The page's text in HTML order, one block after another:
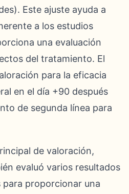
Este ajuste ayuda a
a los estudios
una evaluación
del tratamiento. El
para la eficacia
en el día +90 después
de segunda línea para
de valoración,
evaluó varios resultados
para proporcionar una